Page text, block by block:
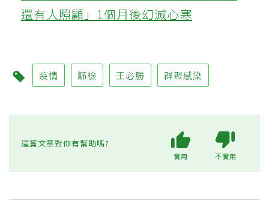
還有人照顧」1個月後幻滅心寒
疫情 篩檢 王必勝 群聚感染
這篇文章對你有幫助嗎?
實用 不實用